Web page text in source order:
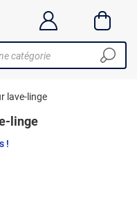
lave-linge
linge
!